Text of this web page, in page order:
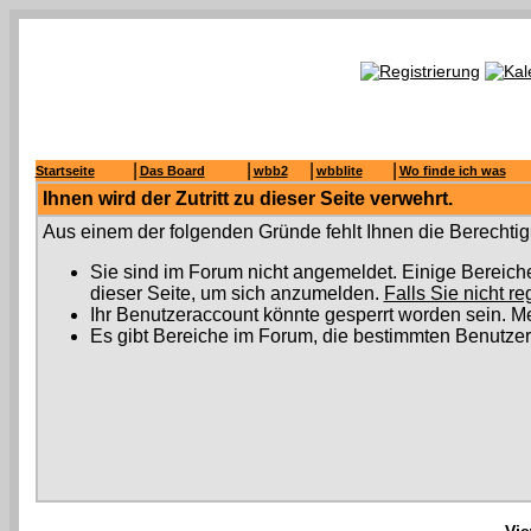
Startseite Das Board wbb2 wbblite Wo finde ich was
Ihnen wird der Zutritt zu dieser Seite verwehrt.
Aus einem der folgenden Gründe fehlt Ihnen die
Sie sind im Forum nicht angemeldet. Einige
dieser Seite, um sich anzumelden. Falls Sie nicht
Ihr Benutzeraccount könnte gesperrt worden sein.
Es gibt Bereiche im Forum, die bestimmten